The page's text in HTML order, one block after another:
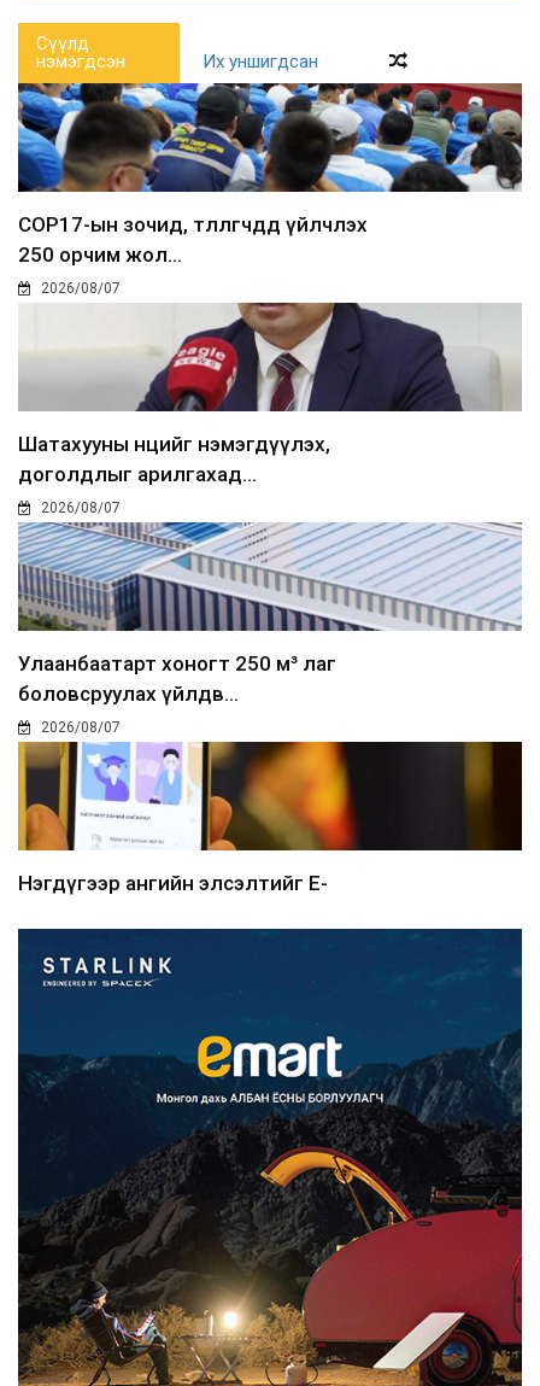
Сүүлд
нэмэгдсэн
Их уншигдсан
COP17-ын зочид, төлөөлөгчдөд үйлчлэх
250 орчим жол...
2026/08/07
Шатахууны нөөцийг нэмэгдүүлэх,
доголдлыг арилгахад...
2026/08/07
Улаанбаатарт хоногт 250 м³ лаг
боловсруулах үйлдв...
2026/08/07
Нэгдүгээр ангийн элсэлтийг E-
Францад иргэд рүү зөвшөөрөлгүй
сурталчилгааны дууд...
2026/08/07
Нийтийн тээврийн Ч:19А чиглэлийн
замналд түр хугац...